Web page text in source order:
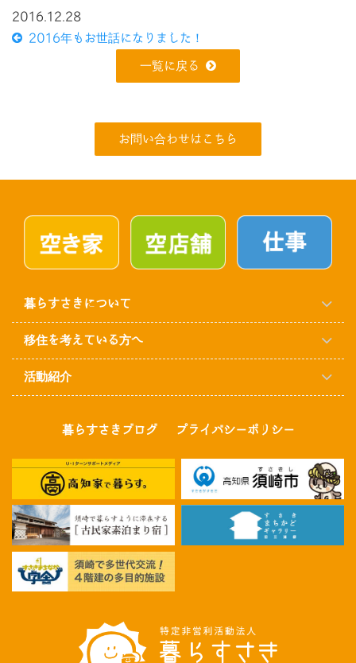
2016.12.28
2016年もお世話になりました！
一覧に戻る
お問い合わせはこちら
暮らすさきについて
移住を考えている方へ
活動紹介
暮らすさきブログ プライバシーポリシー